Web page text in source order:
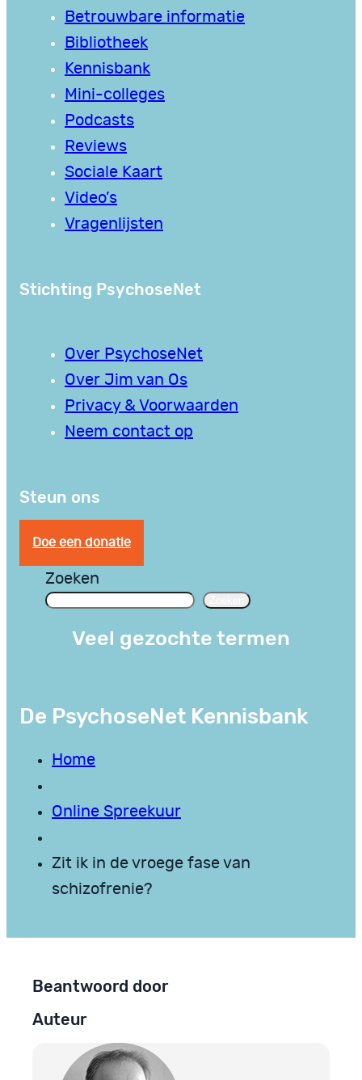
Betrouwbare informatie
Bibliotheek
Kennisbank
Mini-colleges
Podcasts
Reviews
Sociale Kaart
Video’s
Vragenlijsten
Stichting PsychoseNet
Over PsychoseNet
Over Jim van Os
Privacy & Voorwaarden
Neem contact op
Steun ons
Doe een donatie
Zoeken
Veel gezochte termen
De PsychoseNet Kennisbank
Home
Online Spreekuur
Zit ik in de vroege fase van
schizofrenie?
Beantwoord door
Auteur